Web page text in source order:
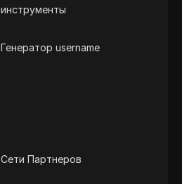
инструменты
Генератор username
Сети Партнеров